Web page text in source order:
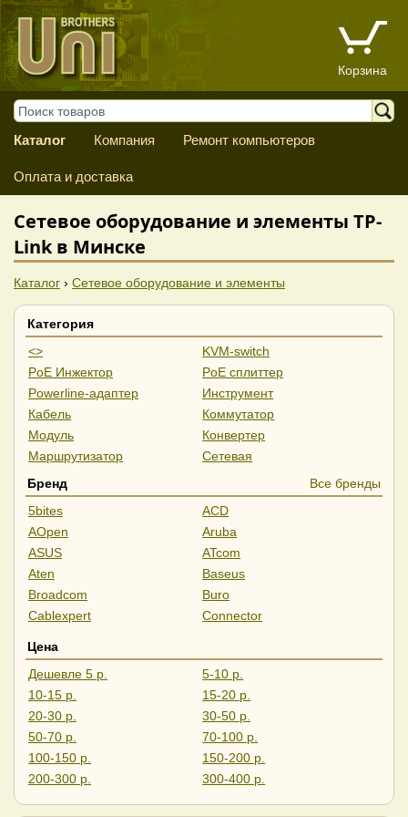
Корзина
Каталог Компания Ремонт компьютеров
Оплата и доставка
Сетевое оборудование и элементы TP-
Link в Минске
Каталог › Сетевое оборудование и элементы
Категория
<>
KVM-switch
PoE Инжектор
PoE сплиттер
Powerline-адаптер
Инструмент
Кабель
Коммутатор
Модуль
Конвертер
Маршрутизатор
Сетевая
Бренд
Все бренды
5bites
ACD
AOpen
Aruba
ASUS
ATcom
Aten
Baseus
Broadcom
Buro
Cablexpert
Connector
D-Link
Dahua
Digitus
Digma
Edge-Core
ExeGate
Falcon Eye
Fortinet
Gembird
Generica
Hikvision
HP
Huawei
Intel
iOpen
IP-COM
Цена
Дешевле 5 р.
5-10 р.
10-15 р.
15-20 р.
20-30 р.
30-50 р.
50-70 р.
70-100 р.
100-150 р.
150-200 р.
200-300 р.
300-400 р.